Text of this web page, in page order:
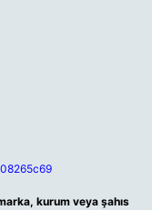
kurum veya şahıs